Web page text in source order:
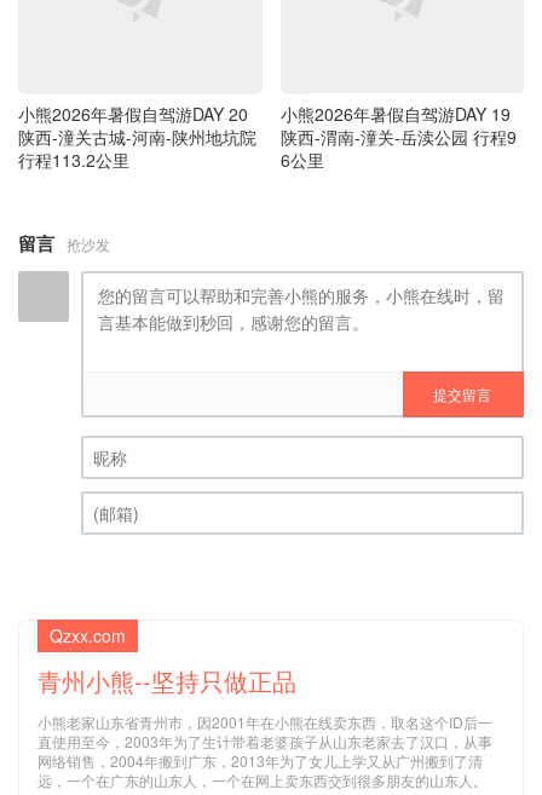
小熊2026年暑假自驾游DAY 20
陕西-潼关古城-河南-陕州地坑院
行程113.2公里
小熊2026年暑假自驾游DAY 19
陕西-渭南-潼关-岳渎公园 行程9
6公里
留言 抢沙发
提交留言
昵称 (必填)
Qzxx.com
青州小熊--坚持只做正品
小熊老家山东省青州市，因2001年在小熊在线卖东西，取名这个ID后一
直使用至今，2003年为了生计带着老婆孩子从山东老家去了汉口，从事
网络销售，2004年搬到广东，2013年为了女儿上学又从广州搬到了清
远，一个在广东的山东人，一个在网上卖东西交到很多朋友的山东人。